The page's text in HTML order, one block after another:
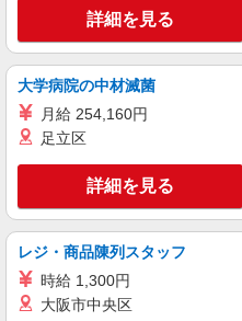
株式会社グロップ 三重オフィス
精密機器の
修あり
時給1,400
※1日7時間45
（22:00〜
勤続祝金の支給あ
ヵ月 100,000円 ＜月収例＞ ＊月22日勤
合 時給1,400
間）⇒291,200
雇入れ直
キープ
派遣社員
パーソルファクトリーパートナー
プラスチッ
詳細を見る
大学病院の中材滅菌
月給 254,160円
足立区
詳細を見る
レジ・商品陳列スタッフ
時給 1,300円
大阪市中央区